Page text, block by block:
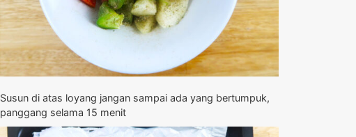
Susun di atas loyang jangan sampai ada yang bertumpuk,
panggang selama 15 menit